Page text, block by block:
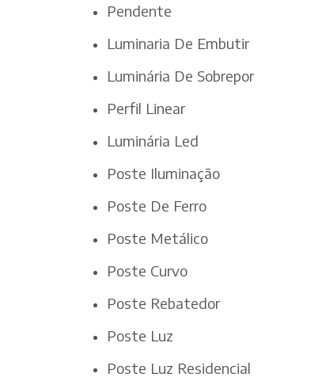
Pendente
Luminaria De Embutir
Luminária De Sobrepor
Perfil Linear
Luminária Led
Poste Iluminação
Poste De Ferro
Poste Metálico
Poste Curvo
Poste Rebatedor
Poste Luz
Poste Luz Residencial